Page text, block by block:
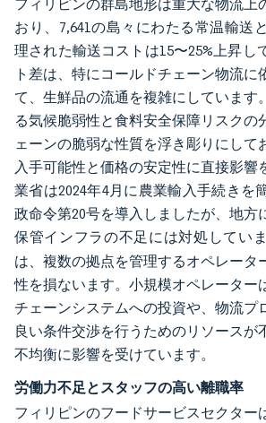
フィリピンの群島地形は重大な物流上
おり、7,641の島々にわたる常温輸送
理された輸送コストは15〜25%上昇し
ト差は、特にコールドチェーン物流に
て、生鮮品の流通を複雑にしています
る気候脆弱性と食料安全保障リスクの
ェーンの脆弱な性質を浮き彫りにして
入手可能性と価格の安定性に直接影響
業省は2024年4月に農業輸入手続きを
政命令第20号を導入しましたが、地方
保管インフラの不足には対処してい
は、複数の拠点を管理するオペレータ
性を損ないます。小規模オペレーター
チェーンシステムへの投資や、物流プ
良い条件交渉を行うためのリソースが
不均衡に影響を受けています。
労働力不足とスタッフの高い離職率
フィリピンのフードサービスセクター